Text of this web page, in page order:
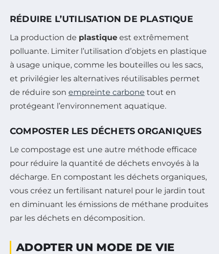
RÉDUIRE L’UTILISATION DE PLASTIQUE
La production de plastique est extrêmement
polluante. Limiter l’utilisation d’objets en plastique
à usage unique, comme les bouteilles ou les sacs,
et privilégier les alternatives réutilisables permet
de réduire son empreinte carbone tout en
protégeant l’environnement aquatique.
COMPOSTER LES DÉCHETS ORGANIQUES
Le compostage est une autre méthode efficace
pour réduire la quantité de déchets envoyés à la
décharge. En compostant les déchets organiques,
vous créez un fertilisant naturel pour le jardin tout
en diminuant les émissions de méthane produites
par les déchets en décomposition.
ADOPTER UN MODE DE VIE